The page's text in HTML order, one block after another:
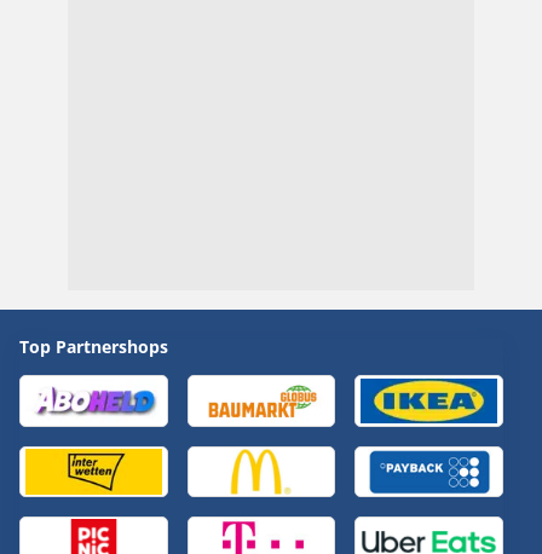
Top Partnershops